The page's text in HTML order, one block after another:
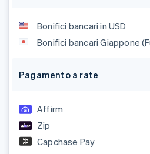
Bonifici bancari in USD
Bonifici bancari Giappone
Pagamento a rate
Affirm
Zip
Capchase Pay